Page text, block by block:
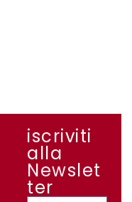
iscriviti
alla
Newslet
ter